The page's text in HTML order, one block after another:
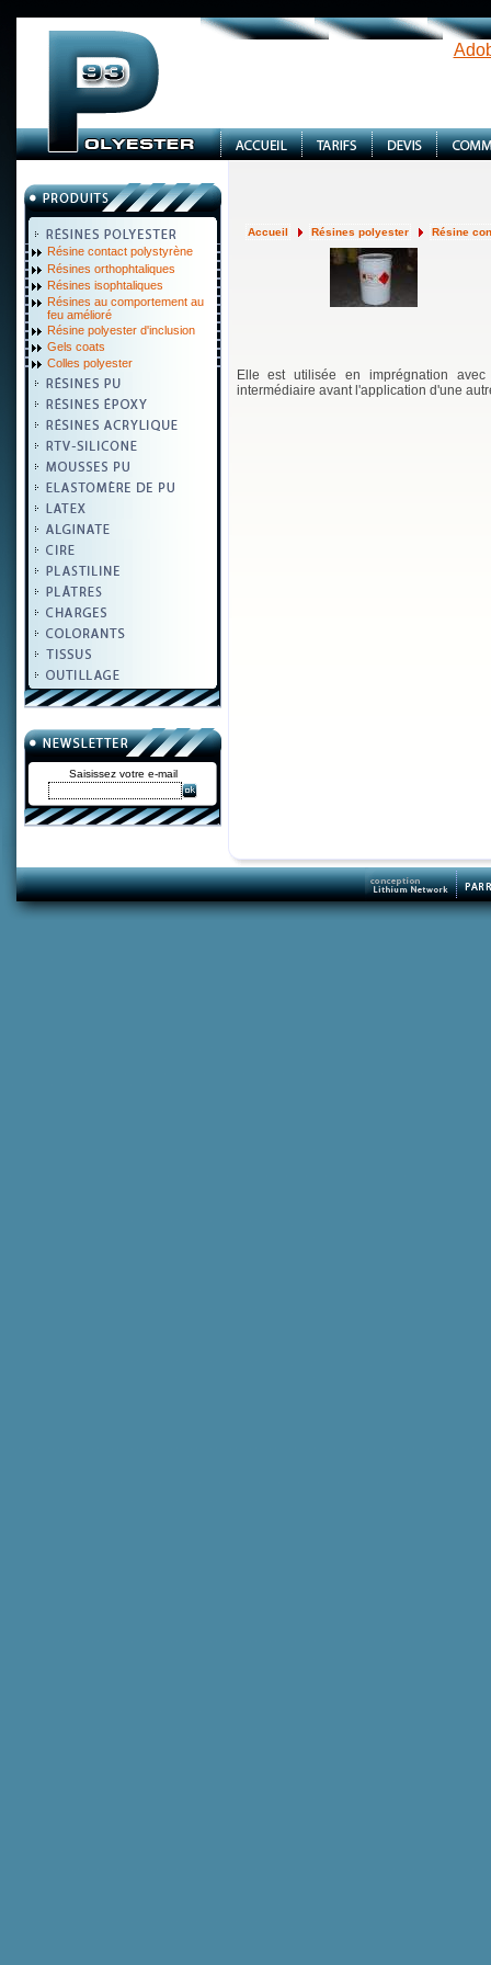
Résine contact polystyrène
Résines orthophtaliques
Résines isophtaliques
Résines au comportement au
feu amélioré
Résine polyester d'inclusion
Gels coats
Colles polyester
Saisissez votre e-mail
Accueil Résines polyester Résine
Elle est utilisée en imprégnation
intermédiaire avant l'application d'une